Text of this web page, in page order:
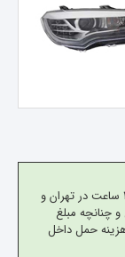
از زمان سفارش این کالا حداکثر ظرف مدت 2 ساعت در تهران و
چنانچه مبلغ
حمل داخل